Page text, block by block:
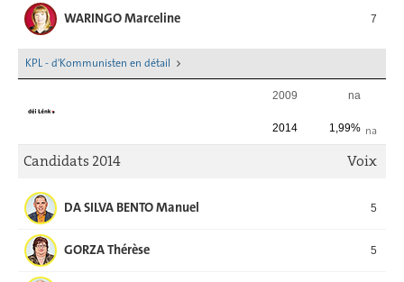
WARINGO Marceline 7
KPL - d'Kommunisten en détail
2009 na
na
2014 1,99%
Candidats 2014 Voix
DA SILVA BENTO Manuel 5
GORZA Thérèse 5